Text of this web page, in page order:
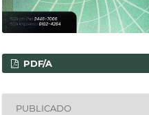
PDF/A
PUBLICADO